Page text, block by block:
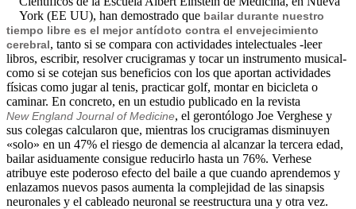
York (EE UU), han demostrado que bailar durante nuestro
tiempo libre es el mejor antídoto contra el envejecimiento
cerebral, tanto si se compara con actividades intelectuales -leer
libros, escribir, resolver crucigramas y tocar un instrumento musical-
como si se cotejan sus beneficios con los que aportan actividades
físicas como jugar al tenis, practicar golf, montar en bicicleta o
caminar. En concreto, en un estudio publicado en la revista
New England Journal of Medicine, el gerontólogo Joe Verghese y
sus colegas calcularon que, mientras los crucigramas disminuyen
«solo» en un 47% el riesgo de demencia al alcanzar la tercera edad,
bailar asiduamente consigue reducirlo hasta un 76%. Verhese
atribuye este poderoso efecto del baile a que cuando aprendemos y
enlazamos nuevos pasos aumenta la complejidad de las sinapsis
neuronales y el cableado neuronal se reestructura una y otra vez.